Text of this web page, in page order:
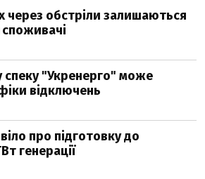
через обстріли залишаються
спеку "Укренерго" може
відключень
про підготовку до
генерації